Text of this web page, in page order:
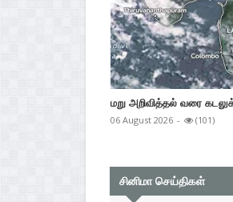
மறு அறிவித்தல் வரை
06 August 2026 - (101)
சினிமா செய்திகள்